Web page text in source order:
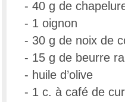
- 40 g de
- 1 oignon
- 30 g de noix de
- 15 g de beurre
- huile d’olive
- 1 c. à café de